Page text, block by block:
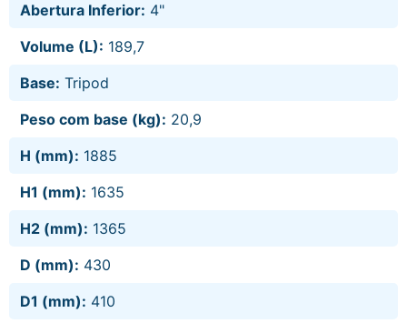
Abertura Inferior: 4"
Volume (L): 189,7
Base: Tripod
Peso com base (kg): 20,9
H (mm): 1885
H1 (mm): 1635
H2 (mm): 1365
D (mm): 430
D1 (mm): 410